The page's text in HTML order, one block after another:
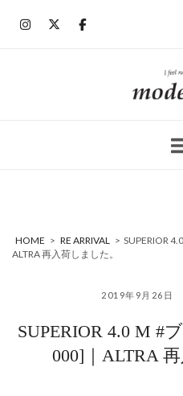
HOME > RE ARRIVAL > SUPERIOR
ALTRA 再入荷しました。
2019年9月26日
SUPERIOR 4.0 M #
000]｜ALTRA